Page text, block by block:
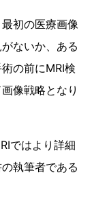
初の医療画像
ないか、ある
の前にMRI検
像戦略となり
ではより詳細
執筆者である